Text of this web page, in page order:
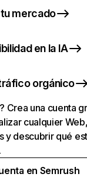
mercado
en la IA
orgánico
Crea una cuenta
cualquier
y descubrir qué
en Semrush